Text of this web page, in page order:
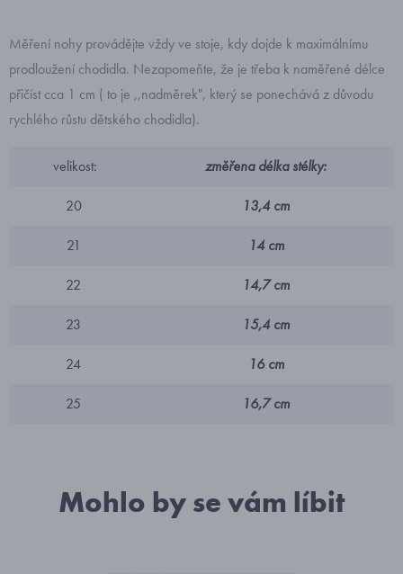
Měření nohy provádějte vždy ve stoje, kdy dojde k maximálnímu
prodloužení chodidla. Nezapomeňte, že je třeba k naměřené délce
přičíst cca 1 cm ( to je ,,nadměrek", který se ponechává z důvodu
rychlého růstu dětského chodidla).
velikost: změřena délka stélky:
20 13,4 cm
21 14 cm
22 14,7 cm
23 15,4 cm
24 16 cm
25 16,7 cm
Mohlo by se vám líbit